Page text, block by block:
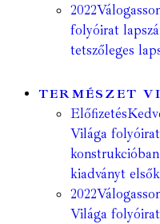
2022
folyóirat
tetszőleges
TERMÉSZET
Előfizetés
Világa
kiadványt
2022
Világa